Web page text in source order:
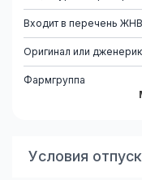
Входит в перечень
Оригинал или дженерик
Фармгруппа
Условия